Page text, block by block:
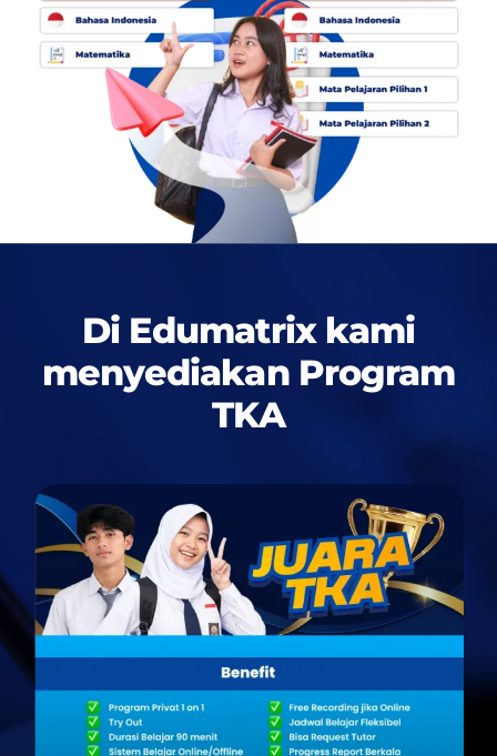
Di Edumatrix kami
menyediakan Program
TKA